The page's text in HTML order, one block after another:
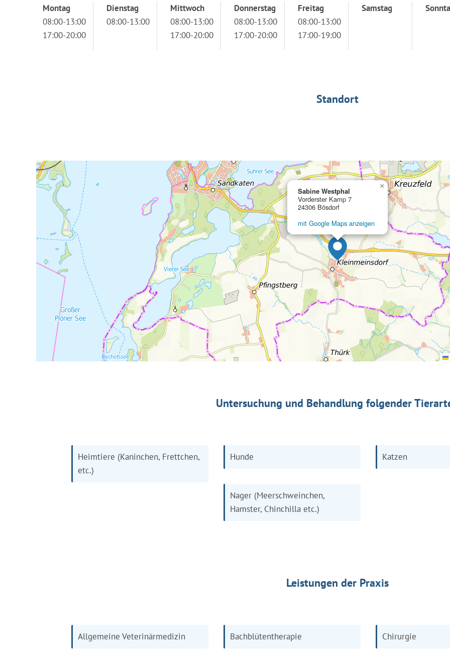
Montag
08:00-13:00
17:00-20:00
Dienstag
08:00-13:00
Mittwoch
08:00-13:00
17:00-20:00
Donnerstag
08:00-13:00
17:00-20:00
Freitag
08:00-13:00
17:00-19:00
Samstag
Standort
Sabine Westphal
Vorderster Kamp 7
24306 Bösdorf
mit Google Maps anzeigen
×
Untersuchung und Behandlung folgender
Heimtiere (Kaninchen, Frettchen,
etc.)
Hunde Katzen
Nager (Meerschweinchen,
Hamster, Chinchilla etc.)
Leistungen der Praxis
Allgemeine Veterinärmedizin Bachblütentherapie Chirurgie